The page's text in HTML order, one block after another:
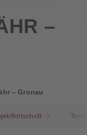
–
– Gronau